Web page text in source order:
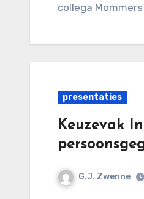
collega
presentaties
Keuzevak
G.J. Zwenne